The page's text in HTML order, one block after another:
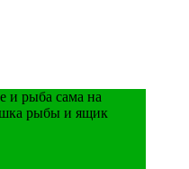
и рыба сама на
рыбы и ящик